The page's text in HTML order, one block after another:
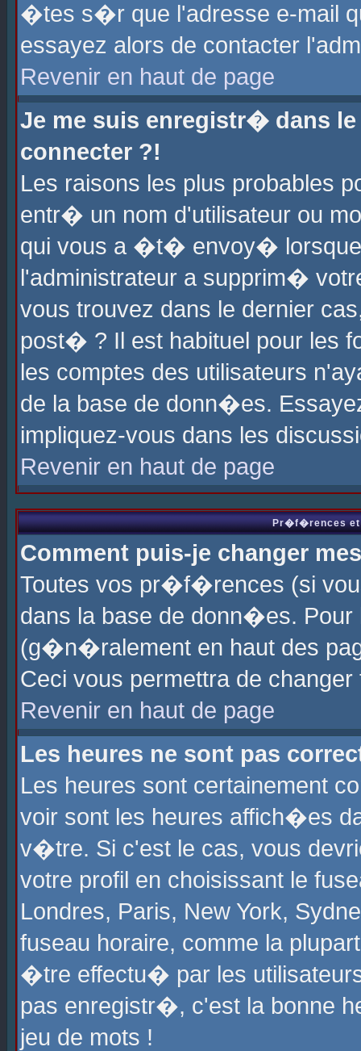
�tes s�r que l'adresse e-mail
essayez alors de contacter
Revenir en haut de page
Je me suis enregistr� dans
connecter ?!
Les raisons les plus probables
entr� un nom d'utilisateur ou
qui vous a �t� envoy�
l'administrateur a supprim�
vous trouvez dans le dernier
post� ? Il est habituel pour les
les comptes des utilisateurs
de la base de donn�es.
impliquez-vous dans les
Revenir en haut de page
Pr�f�rences et
Comment puis-je changer
Toutes vos pr�f�rences (si
dans la base de donn�es.
(g�n�ralement en haut des
Ceci vous permettra de
Revenir en haut de page
Les heures ne sont pas
Les heures sont certainement
voir sont les heures affich�es
v�tre. Si c'est le cas, vous
votre profil en choisissant le
Londres, Paris, New York,
fuseau horaire, comme la
�tre effectu� par les
pas enregistr�, c'est la bonne
jeu de mots !